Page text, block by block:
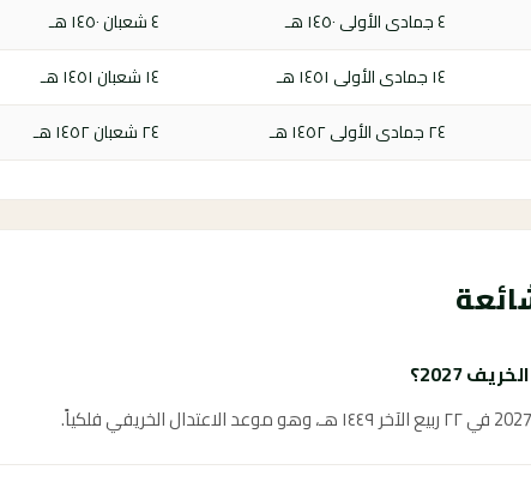
٤ جمادى الأولى ١٤٥٠ هـ ٤ شعبان ١٤٥٠ هـ
١٤ جمادى الأولى ١٤٥١ هـ ١٤ شعبان ١٤٥١ هـ
٢٤ جمادى الأولى ١٤٥٢ هـ ٢٤ شعبان ١٤٥٢ هـ
2027؟